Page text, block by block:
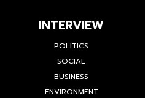
INTERVIEW
POLITICS
SOCIAL
BUSINESS
ENVIRONMENT